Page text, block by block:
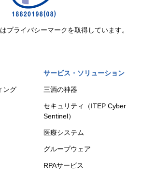
プライバシーマークを取得しています。
ング
サービス・ソリューション
三酒の神器
セキュリティ（ITEP Cyber
Sentinel）
医療システム
グループウェア
RPAサービス